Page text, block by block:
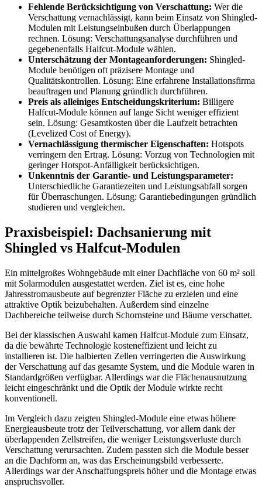
Fehlende Berücksichtigung von Verschattung: Wer die
Verschattung vernachlässigt, kann beim Einsatz von Shingled-
Modulen mit Leistungseinbußen durch Überlappungen
rechnen. Lösung: Verschattungsanalyse durchführen und
gegebenenfalls Halfcut-Module wählen.
Unterschätzung der Montageanforderungen: Shingled-
Module benötigen oft präzisere Montage und
Qualitätskontrollen. Lösung: Eine erfahrene Installationsfirma
beauftragen und Planung gründlich durchführen.
Preis als alleiniges Entscheidungskriterium: Billigere
Halfcut-Module können auf lange Sicht weniger effizient
sein. Lösung: Gesamtkosten über die Laufzeit betrachten
(Levelized Cost of Energy).
Vernachlässigung thermischer Eigenschaften: Hotspots
verringern den Ertrag. Lösung: Vorzug von Technologien mit
geringer Hotspot-Anfälligkeit berücksichtigen.
Unkenntnis der Garantie- und Leistungsparameter:
Unterschiedliche Garantiezeiten und Leistungsabfall sorgen
für Überraschungen. Lösung: Garantiebedingungen gründlich
studieren und vergleichen.
Praxisbeispiel: Dachsanierung mit
Shingled vs Halfcut-Modulen
Ein mittelgroßes Wohngebäude mit einer Dachfläche von 60 m² soll
mit Solarmodulen ausgestattet werden. Ziel ist es, eine hohe
Jahresstromausbeute auf begrenzter Fläche zu erzielen und eine
attraktive Optik beizubehalten. Außerdem sind einzelne
Dachbereiche teilweise durch Schornsteine und Bäume verschattet.
Bei der klassischen Auswahl kamen Halfcut-Module zum Einsatz,
da die bewährte Technologie kosteneffizient und leicht zu
installieren ist. Die halbierten Zellen verringerten die Auswirkung
der Verschattung auf das gesamte System, und die Module waren in
Standardgrößen verfügbar. Allerdings war die Flächenausnutzung
leicht eingeschränkt und die Optik der Module wirkte recht
konventionell.
Im Vergleich dazu zeigten Shingled-Module eine etwas höhere
Energieausbeute trotz der Teilverschattung, vor allem dank der
überlappenden Zellstreifen, die weniger Leistungsverluste durch
Verschattung verursachten. Zudem passten sich die Module besser
an die Dachform an, was das Erscheinungsbild verbesserte.
Allerdings war der Anschaffungspreis höher und die Montage etwas
anspruchsvoller.